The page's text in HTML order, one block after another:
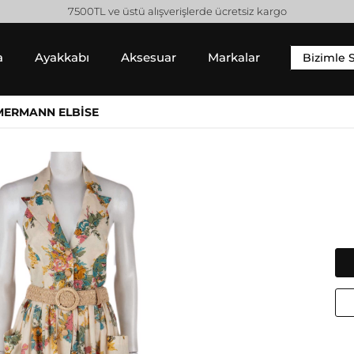
7500TL ve üstü alışverişlerde ücretsiz kargo
Ayakkabı Aksesuar Markalar
Gucci
Helmut Lang
Isabel Marant
Jil Sander
Jimmy Choo
Lanvin
Michael Kors
Bizimle
ELBİSE